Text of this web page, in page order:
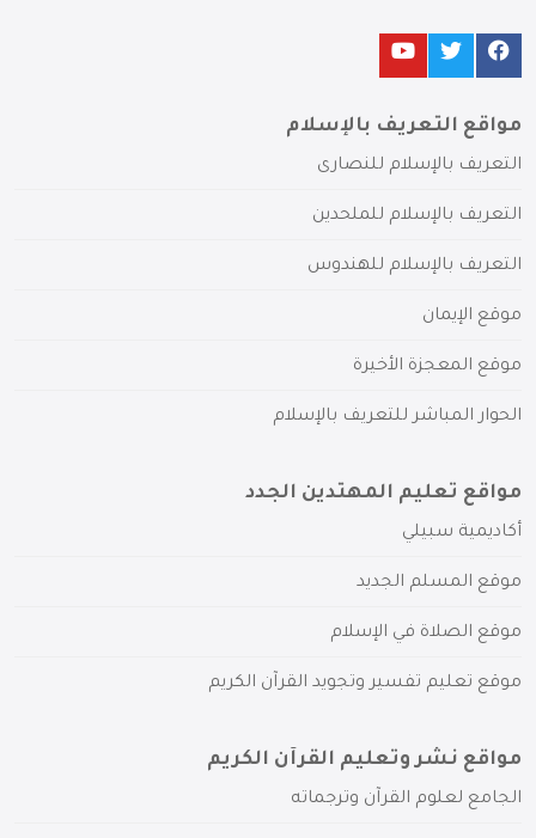
مواقع التعريف بالإسلام
التعريف بالإسلام للنصارى
التعريف بالإسلام للملحدين
التعريف بالإسلام للهندوس
موقع الإيمان
موقع المعجزة الأخيرة
الحوار المباشر للتعريف بالإسلام
مواقع تعليم المهتدين الجدد
أكاديمية سبيلي
موقع المسلم الجديد
موقع الصلاة في الإسلام
موقع تعليم تفسير وتجويد القرآن الكريم
مواقع نشر وتعليم القرآن الكريم
الجامع لعلوم القرآن وترجماته